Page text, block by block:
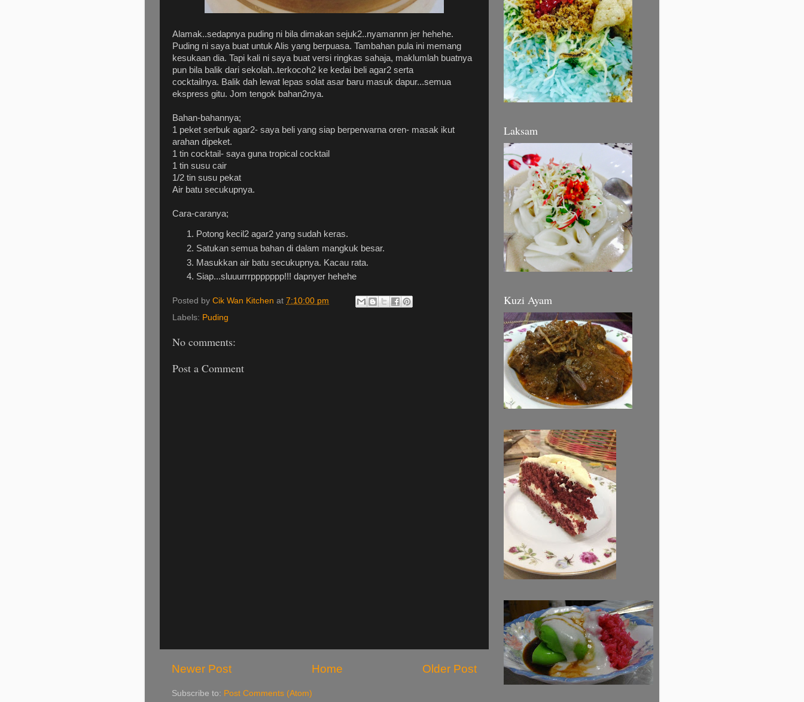
Alamak..sedapnya puding ni bila dimakan sejuk2..nyamannn jer hehehe.
Puding ni saya buat untuk Alis yang berpuasa. Tambahan pula ini memang
kesukaan dia. Tapi kali ni saya buat versi ringkas sahaja, maklumlah buatnya
pun bila balik dari sekolah..terkocoh2 ke kedai beli agar2 serta
cocktailnya. Balik dah lewat lepas solat asar baru masuk dapur...semua
ekspress gitu. Jom tengok bahan2nya.
Bahan-bahannya;
1 peket serbuk agar2- saya beli yang siap berperwarna oren- masak ikut
arahan dipeket.
1 tin cocktail- saya guna tropical cocktail
1 tin susu cair
1/2 tin susu pekat
Air batu secukupnya.
Cara-caranya;
Potong kecil2 agar2 yang sudah keras.
Satukan semua bahan di dalam mangkuk besar.
Masukkan air batu secukupnya. Kacau rata.
Siap...sluuurrrppppppp!!! dapnyer hehehe
Posted by Cik Wan Kitchen at 7:10:00 pm
Labels: Puding
No comments:
Post a Comment
Newer Post Older Post
Home
Subscribe to: Post Comments (Atom)
Laksam
Kuzi Ayam